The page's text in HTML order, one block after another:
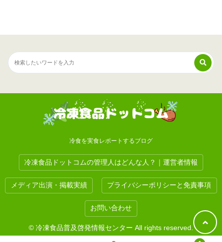
冷食を実食レポートするブログ
冷凍食品ドットコムの管理人はどんな人？｜運営者情報
メディア出演・掲載実績 プライバシーポリシーと免責事項
お問い合わせ
© 冷凍食品普及啓発情報センター All rights reserved.